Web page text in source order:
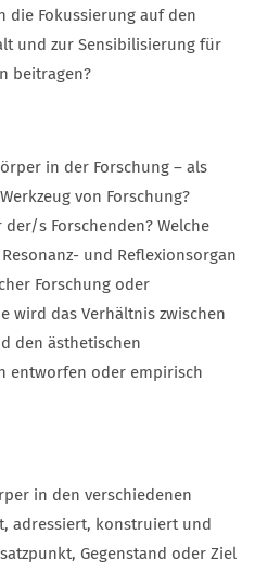
die Fokussierung auf den
und zur Sensibilisierung für
beitragen?
in der Forschung – als
von Forschung?
s Forschenden? Welche
und Reflexionsorgan
Forschung oder
wird das Verhältnis zwischen
den ästhetischen
entworfen oder empirisch
in den verschiedenen
adressiert, konstruiert und
Gegenstand oder Ziel